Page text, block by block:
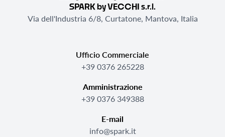
SPARK by VECCHI s.r.l.
Via dell'Industria 6/8, Curtatone, Mantova, Italia
Ufficio Commerciale
+39 0376 265228
Amministrazione
+39 0376 349388
E-mail
info@spark.it